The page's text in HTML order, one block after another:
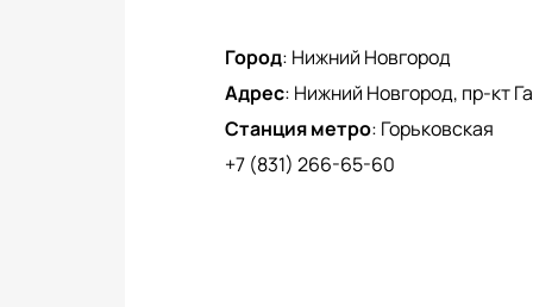
Город: Нижний Новгород
Адрес: Нижний Новгород, пр-кт
Станция метро: Горьковская
+7 (831) 266-65-60